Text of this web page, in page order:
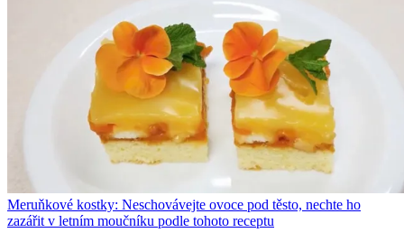
Meruňkové kostky: Neschovávejte ovoce pod těsto, nechte ho
zazářit v letním moučníku podle tohoto receptu